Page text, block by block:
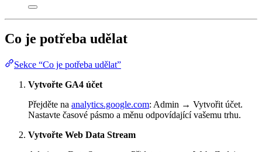
Co je potřeba udělat
Sekce “Co je potřeba udělat”
Vytvořte GA4 účet
Přejděte na analytics.google.com: Admin → Vytvořit účet.
Nastavte časové pásmo a měnu odpovídající vašemu trhu.
Vytvořte Web Data Stream